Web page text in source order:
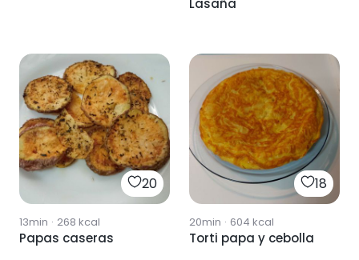
Lasaña
20
13min · 268 kcal
Papas caseras
18
20min · 604 kcal
Torti papa y cebolla